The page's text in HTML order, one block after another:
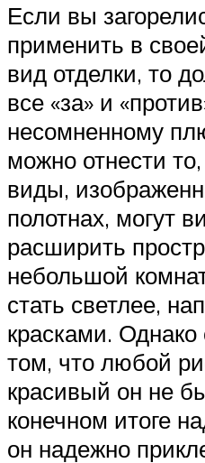
Если вы
применить в
вид отделки, то
все «за» и
несомненному
можно отнести
виды,
полотнах, могут
расширить
небольшой
стать светлее,
красками. Однако
том, что любой
красивый он не
конечном итоге
он надежно